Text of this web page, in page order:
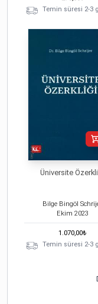
Temin süresi 2-3
Üniversite
Bilge Bingöl
Ekim 2023
1.070,00₺
Temin süresi 2-3